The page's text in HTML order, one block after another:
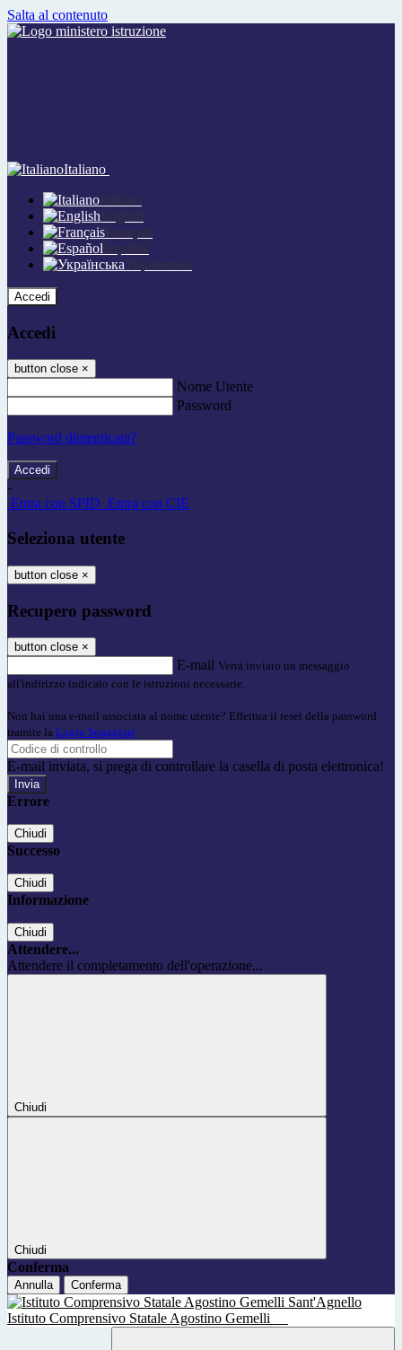
Salta al contenuto
Italiano
Italiano
English
Français
Español
Українська
Accedi
Accedi
button close ×
Nome Utente
Password
Password dimenticata?
-
Entra con SPID Entra con CIE
Seleziona utente
button close ×
Recupero password
button close ×
E-mail Verrà inviato un messaggio
all'indirizzo indicato con le istruzioni necessarie.
Non hai una e-mail associata al nome utente? Effettua il reset della password
tramite la Login Spaggiari
E-mail inviata, si prega di controllare la casella di posta elettronica!
Errore
Chiudi
Successo
Chiudi
Informazione
Chiudi
Attendere...
Attendere il completamento dell'operazione...
Chiudi
Chiudi
Conferma
Annulla Conferma
Istituto Comprensivo Statale Agostino Gemelli